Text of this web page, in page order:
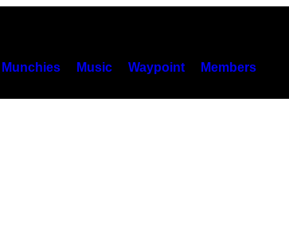
Munchies Music Waypoint Members